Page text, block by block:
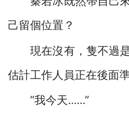
己留個位置？
現在沒有，隻不過是
估計工作人員正在後面
“我今天......”